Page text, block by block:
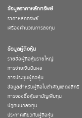
ข้อมูลราคาหลักทรัพย์
ราคาหลักทรัพย์
เครื่องคำนวณการลงทุน
ข้อมูลผู้ถือหุ้น
รายชื่อผู้ถือหุ้นรายใหญ่
การจ่ายเงินปันผล
การประชุมผู้ถือหุ้น
ข้อมูลสำหรับผู้ถือใบสำคัญแสดงสิทธิ
การจองซื้อหุ้นสามัญเพิ่มทุน
ปฏิทินนักลงทุน
ประกาศเกี่ยวกับผู้ถือหุ้น